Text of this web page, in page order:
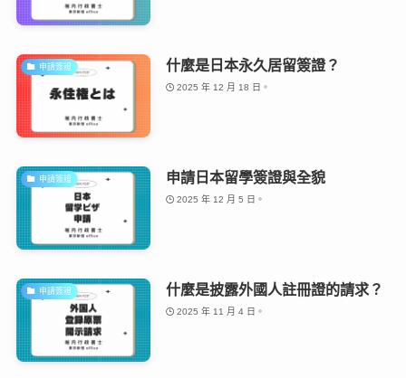
申請簽證 什麼是日本永久居留簽證？
2025 年 12 月 18 日。
申請簽證 申請日本留學簽證與全貌
2025 年 12 月 5 日。
申請簽證 什麼是披露外國人註冊證的請求？
2025 年 11 月 4 日。